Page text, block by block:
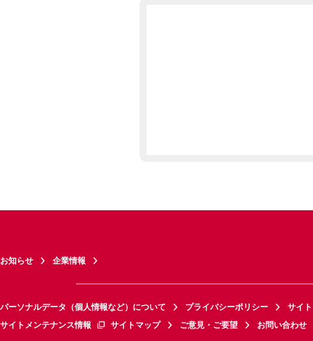
お知らせ 企業情報
パーソナルデータ（個人情報など）について プライバシーポリシー サイ
サイトメンテナンス情報
サイトマップ ご意見・ご要望 お問い合わせ